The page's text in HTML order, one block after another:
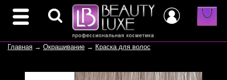
Главная → Окрашивание → Краска для волос